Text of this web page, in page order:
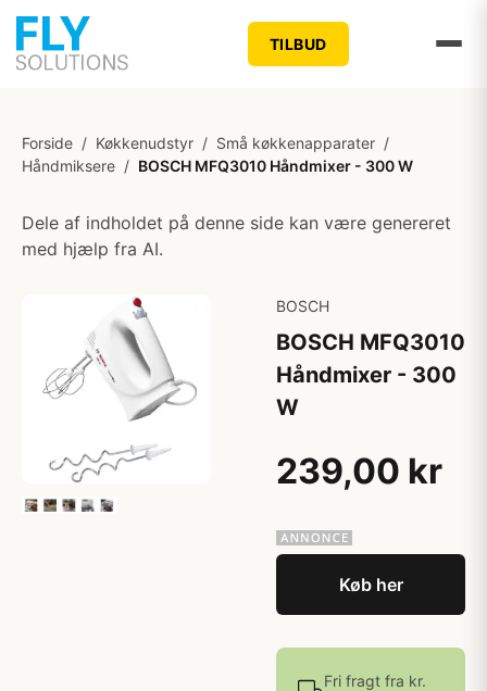
TILBUD
Forside / Køkkenudstyr / Små køkkenapparater /
Håndmiksere / BOSCH MFQ3010 Håndmixer - 300 W
Dele af indholdet på denne side kan være genereret
med hjælp fra AI.
BOSCH
BOSCH MFQ3010
Håndmixer - 300
W
239,00 kr
Køb her
Fri fragt fra kr.